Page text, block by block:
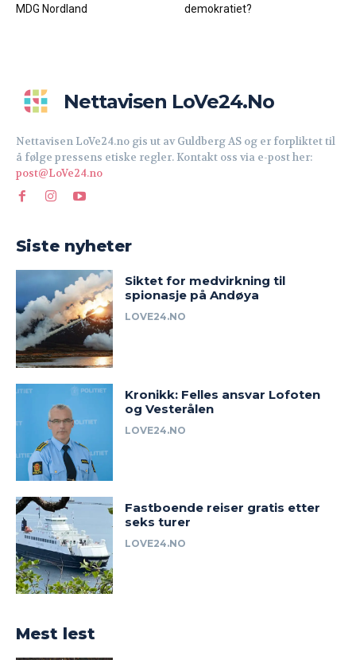
MDG Nordland
demokratiet?
Nettavisen LoVe24.no
Nettavisen LoVe24.no gis ut av Guldberg AS og er forpliktet til
å følge pressens etiske regler. Kontakt oss via e-post her:
post@LoVe24.no
Siste nyheter
Siktet for medvirkning til
spionasje på Andøya
LOVE24.NO
Kronikk: Felles ansvar Lofoten
og Vesterålen
LOVE24.NO
Fastboende reiser gratis etter
seks turer
LOVE24.NO
Mest lest